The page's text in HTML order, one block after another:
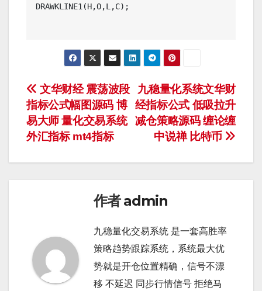
DRAWKLINE1(H,O,L,C);
文
章
导
航
九稳量化系统文华财
经指标公式 低吸拉升
减仓策略源码 缠论缠
中说禅 比特币
文华财经 震荡波段
指标公式幅图源码 博
易大师 量化交易系统
外汇指标 mt4指标
作者admin
九稳量化交易系统 是一套高胜率
策略趋势跟踪系统，系统最大优
势就是开仓位置精确，信号不漂
移 不延迟 同步行情信号 拒绝马